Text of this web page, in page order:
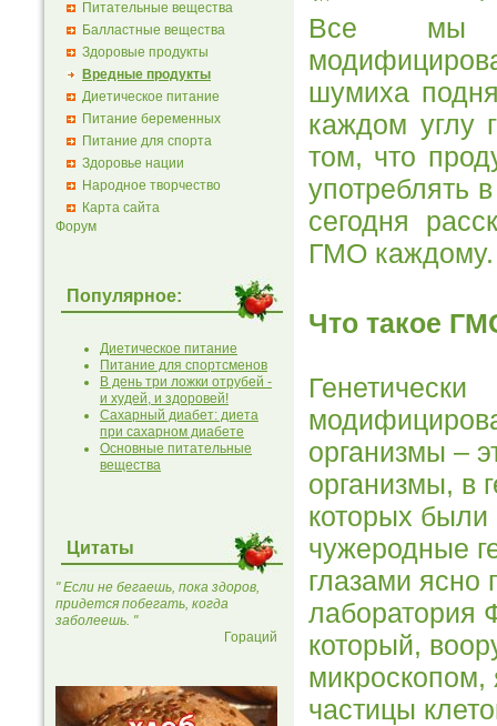
Питательные вещества
Балластные вещества
Здоровые продукты
Вредные продукты
Диетическое питание
Питание беременных
Питание для спорта
Здоровье нации
Народное творчество
Карта сайта
Форум
Популярное:
Диетическое питание
Питание для спортсменов
В день три ложки отрубей -
и худей, и здоровей!
Сахарный диабет: диета
при сахарном диабете
Основные питательные
вещества
Цитаты
" Если не бегаешь, пока здоров,
придется побегать, когда
заболеешь. "
Гораций
Все мы
шумиха
каждом углу
том, что
употреблять
сегодня
ГМО каждому.
Что такое
Генетически
организмы –
организмы, в
которых
чужеродные
глазами ясно
лаборатория
который,
микроскопом,
частицы